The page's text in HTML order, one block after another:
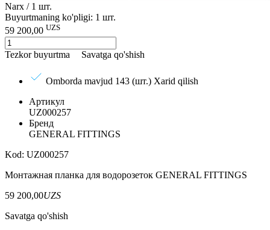
Narx / 1 шт.
Buyurtmaning ko'pligi: 1 шт.
59 200,00 UZS
Tezkor buyurtma Savatga qo'shish
Omborda mavjud 143 (шт.) Xarid qilish
Артикул
UZ000257
Бренд
GENERAL FITTINGS
Kod: UZ000257
Монтажная планка для водорозеток GENERAL FITTINGS
59 200,00UZS
Savatga qo'shish